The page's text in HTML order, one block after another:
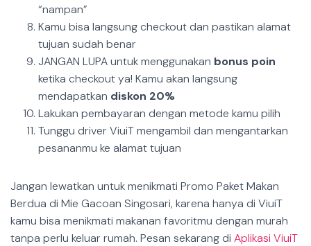
“nampan”
Kamu bisa langsung checkout dan pastikan alamat
tujuan sudah benar
JANGAN LUPA untuk menggunakan bonus poin
ketika checkout ya! Kamu akan langsung
mendapatkan diskon 20%
Lakukan pembayaran dengan metode kamu pilih
Tunggu driver ViuiT mengambil dan mengantarkan
pesananmu ke alamat tujuan
Jangan lewatkan untuk menikmati Promo Paket Makan
Berdua di Mie Gacoan Singosari, karena hanya di ViuiT
kamu bisa menikmati makanan favoritmu dengan murah
tanpa perlu keluar rumah. Pesan sekarang di Aplikasi ViuiT